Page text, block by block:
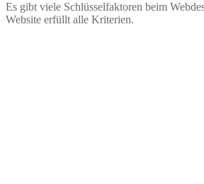
Es gibt viele Schlüsselfaktoren beim
Website erfüllt alle Kriterien.